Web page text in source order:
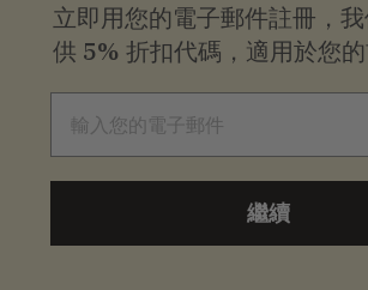
立即用您的電子郵件註冊，
供 5% 折扣代碼，適用於您的
繼續